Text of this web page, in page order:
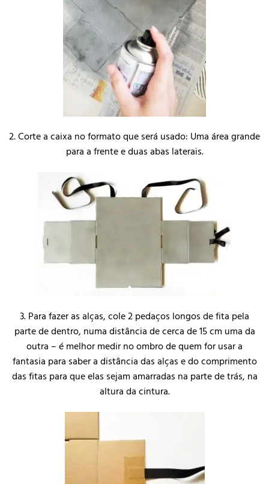
2. Corte a caixa no formato que será usado: Uma área grande
para a frente e duas abas laterais.
3. Para fazer as alças, cole 2 pedaços longos de fita pela
parte de dentro, numa distância de cerca de 15 cm uma da
outra – é melhor medir no ombro de quem for usar a
fantasia para saber a distância das alças e do comprimento
das fitas para que elas sejam amarradas na parte de trás, na
altura da cintura.